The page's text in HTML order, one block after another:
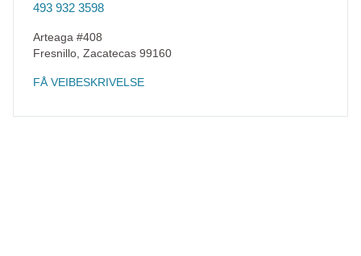
493 932 3598
Arteaga #408
Fresnillo Zacatecas 99160
FÅ VEIBESKRIVELSE